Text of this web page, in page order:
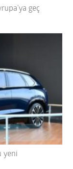
geç
yeni